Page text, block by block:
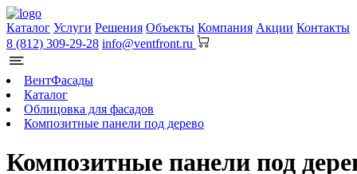
Каталог Услуги Решения Объекты Компания Акции Контакты
8 (812) 309-29-28 info@ventfront.ru
ВентФасады
Каталог
Облицовка для фасадов
Композитные панели под дерево
Композитные панели под